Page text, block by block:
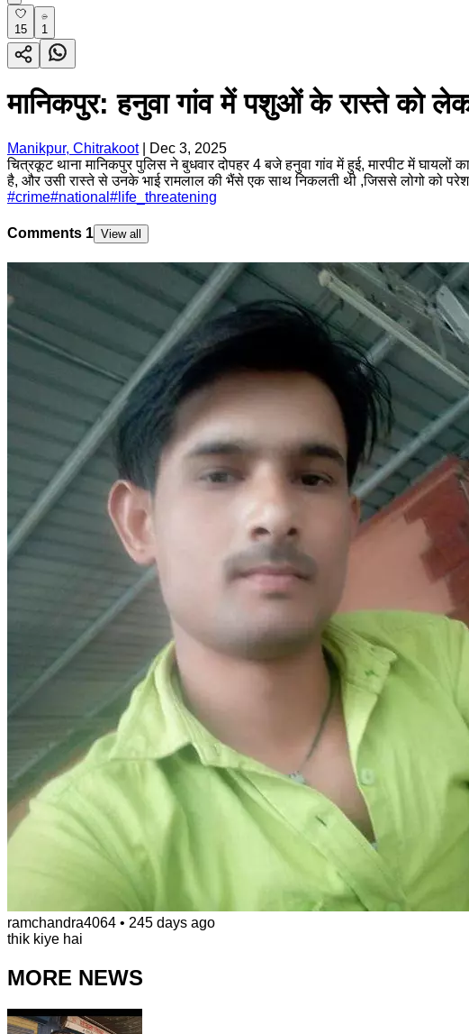
15 1
मानिकपुर: हनुवा गांव में पशुओं के रास्ते को
Manikpur, Chitrakoot|
Dec 3, 2025
चित्रकूट थाना मानिकपुर पुलिस ने बुधवार दोपहर 4 बजे हनुवा गांव में हुई, मारपीट में
है, और उसी रास्ते से उनके भाई रामलाल की भैंसे एक साथ निकलती थी ,जिससे लोगो को
#crime#national # life_threatening
Comments 1 View all
ramchandra4064 • 245 days ago
thik kiye hai
MORE NEWS